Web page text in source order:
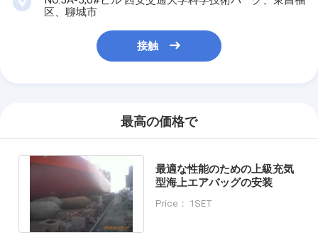
区、聊城市
接触
最高の価格で
最適な性能のための上級充気
型海上エアバッグの安装
Price： 1SET